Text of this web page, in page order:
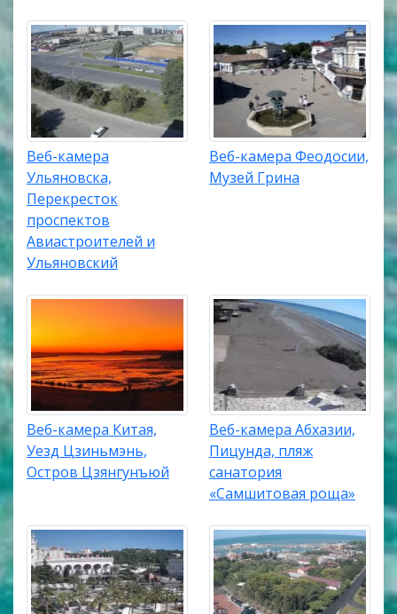
Веб-камера
Ульяновска,
Перекресток
проспектов
Авиастроителей и
Ульяновский
Веб-камера Феодосии,
Музей Грина
Веб-камера Китая,
Уезд Цзиньмэнь,
Остров Цзянгунъюй
Веб-камера Абхазии,
Пицунда, пляж
санатория
«Самшитовая роща»